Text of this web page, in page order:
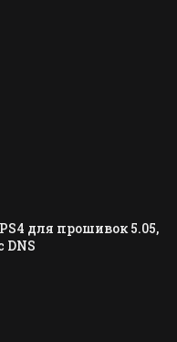
для прошивок 5.05,
DNS